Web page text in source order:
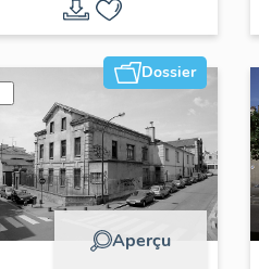
Electro distribution
Dossier
Aperçu